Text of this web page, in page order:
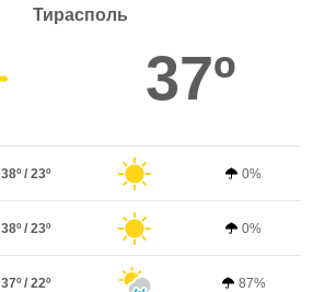
Тирасполь
37º
38º / 23º 0%
38º / 23º 0%
37º / 22º 87%